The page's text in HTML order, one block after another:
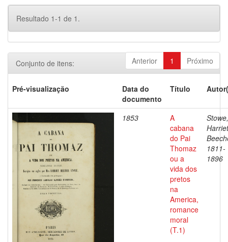
Resultado 1-1 de 1.
Anterior 1 Próximo
Conjunto de itens:
Pré-visualização
Data do
documento
Título
1853
A
cabana
do Pai
Thomaz
ou a
vida dos
pretos
na
America,
romance
moral
(T.1)
Stowe,
Harriet
1811-
1896